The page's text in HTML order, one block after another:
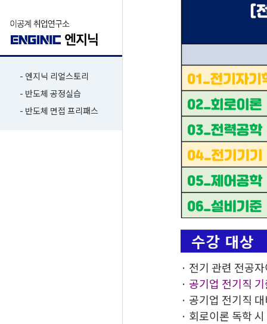
- 엔지닉 리얼스토리
- 반도체 공정실습
- 반도체 면접 프리패스
· 전기 관련 전공
· 공기업 전기직
· 공기업 전기직
· 회로이론 독학